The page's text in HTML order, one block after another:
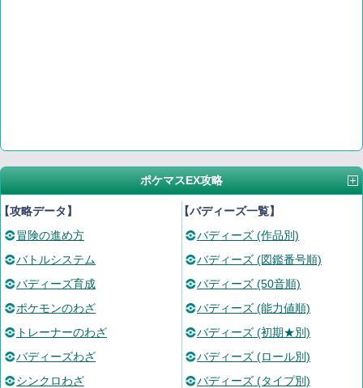
ポケマスEX攻略
攻略データ】
冒険の進め方
バトルシステム
バディーズ育成
ポケモンのわざ
トレーナーのわざ
バディーズわざ
シンクロわざ
【バディーズ一覧】
バディーズ (作品別)
バディーズ (図鑑番号順)
バディーズ (50音順)
バディーズ (能力値順)
バディーズ (初期★別)
バディーズ (ロール別)
バディーズ (タイプ別)